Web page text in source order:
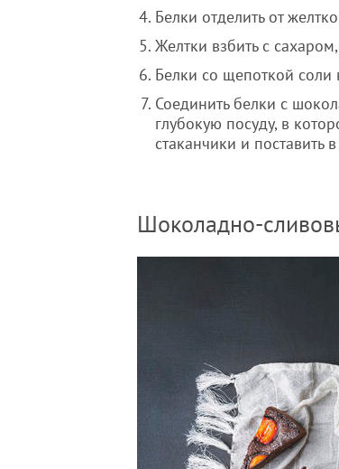
Белки отделить от
Желтки взбить с
Белки со щепоткой соли
Соединить белки с
глубокую посуду, в
стаканчики и поставить
Шоколадно-